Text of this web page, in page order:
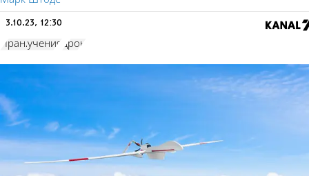
3.10.23, 12:30
Иран.учения дрон